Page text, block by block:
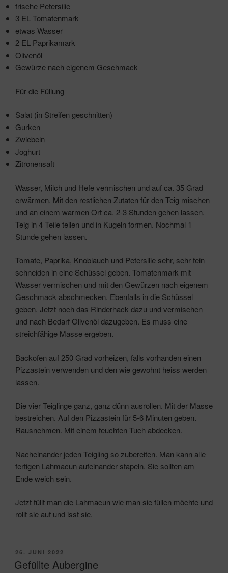
frische Petersilie
3 EL Tomatenmark
etwas Wasser
2 EL Paprikamark
Olivenöl
Gewürze nach eigenem Geschmack
Für die Füllung
Salat (in Streifen geschnitten)
Gurken
Zwiebeln
Joghurt
Zitronensaft
Wasser, Milch und Hefe vermischen und auf ca. 35 Grad
erwärmen. Mit den restlichen Zutaten für den Teig mischen
und an einem warmen Ort ca. 2-3 Stunden gehen lassen.
Teig in 4 Teile teilen und in Kugeln formen. Nochmal 1
Stunde gehen lassen.
Tomate, Paprika, Knoblauch und Petersilie sehr, sehr fein
schneiden in eine Schüssel geben. Tomatenmark mit
Wasser vermischen und mit den Gewürzen nach eigenem
Geschmack abschmecken. Ebenfalls in die Schüssel
geben. Jetzt noch das Rinderhack dazu und vermischen
und nach Bedarf Olivenöl dazugeben. Es muss eine
streichfähige Masse ergeben.
Backofen auf 250 Grad vorheizen, falls vorhanden einen
Pizzastein verwenden und den wie gewohnt heiss werden
lassen.
Die vier Teiglinge ganz, ganz dünn ausrollen. Mit der Masse
bestreichen. Auf den Pizzastein für 5-6 Minuten geben.
Rausnehmen. Mit einem feuchten Tuch abdecken.
Nacheinander jeden Teigling so zubereiten. Man kann alle
fertigen Lahmacun aufeinander stapeln. Sie sollten am
Ende weich sein.
Jetzt füllt man die Lahmacun wie man sie füllen möchte und
rollt sie auf und isst sie.
VERÖFFENTLICHT
AM
26. JUNI 2022
Gefüllte Aubergine